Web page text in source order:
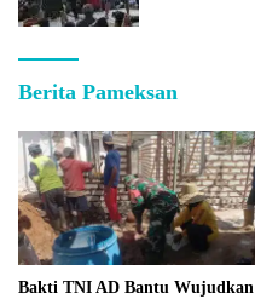
Berita Pameksan
Bakti TNI AD Bantu Wujudkan